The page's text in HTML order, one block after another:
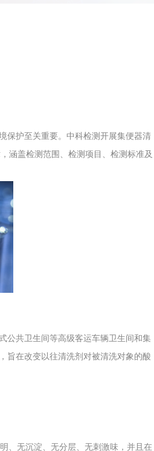
不动产测绘
保护至关重要。中科检测开展集便器清
涵盖检测范围、检测项目、检测标准及
公共卫生间等高级客运车辆卫生间和集
旨在改变以往清洗剂对被清洗对象的酸
、无沉淀、无分层、无刺激味，并且在